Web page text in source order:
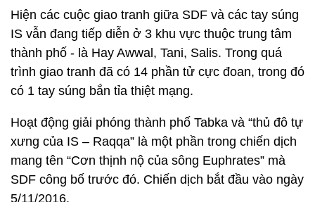
Hiện các cuộc giao tranh giữa SDF và các tay súng
IS vẫn đang tiếp diễn ở 3 khu vực thuộc trung tâm
thành phố - là Hay Awwal, Tani, Salis. Trong quá
trình giao tranh đã có 14 phần tử cực đoan, trong đó
có 1 tay súng bắn tỉa thiệt mạng.
Hoạt động giải phóng thành phố Tabka và “thủ đô tự
xưng của IS – Raqqa” là một phần trong chiến dịch
mang tên “Cơn thịnh nộ của sông Euphrates” mà
SDF công bố trước đó. Chiến dịch bắt đầu vào ngày
5/11/2016.